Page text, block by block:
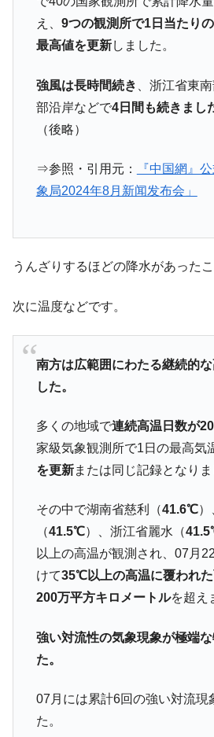
え、 9つの観測所で1日当たり
最高値を更新しました。
強風は長時間続き
、浙江省東
部沿岸などで4日間も続きまし
（後略）
⇒参照・引用元：
『中国網』
象局2024年8月新闻发布会」
うんざりするほどの降水があった
次に温度などです。
南方は広範囲にわたる継続的
した。
多くの地域で連続高温日数が
家級気象観測所で1日の最高気
を更新または同じ記録となりま
その中で湖南省慈利（41.6℃）
（41.5℃）、浙江省麗水（
以上の高温が観測され、07月
けて35℃以上の高温に覆われ
200万平方キロメートルを超え
強い対流性の気象現象が極端
た。
07月には累計6回の強い対流現
た。